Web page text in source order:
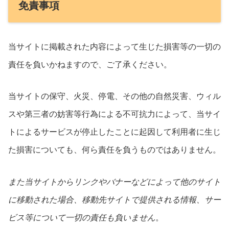
免責事項
当サイトに掲載された内容によって生じた損害等の一切の
責任を負いかねますので、ご了承ください。
当サイトの保守、火災、停電、その他の自然災害、ウィル
スや第三者の妨害等行為による不可抗力によって、当サイ
トによるサービスが停止したことに起因して利用者に生じ
た損害についても、何ら責任を負うものではありません。
また当サイトからリンクやバナーなどによって他のサイト
に移動された場合、移動先サイトで提供される情報、サー
ビス等について一切の責任も負いません。